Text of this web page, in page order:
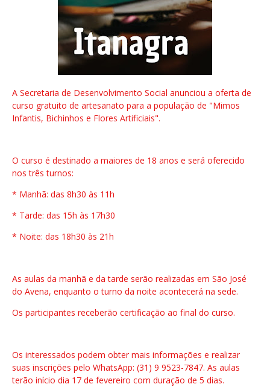
A Secretaria de Desenvolvimento Social anunciou a oferta de
curso gratuito de artesanato para a população de "Mimos
Infantis, Bichinhos e Flores Artificiais".
O curso é destinado a maiores de 18 anos e será oferecido
nos três turnos:
* Manhã: das 8h30 às 11h
* Tarde: das 15h às 17h30
* Noite: das 18h30 às 21h
As aulas da manhã e da tarde serão realizadas em São José
do Avena, enquanto o turno da noite acontecerá na sede.
Os participantes receberão certificação ao final do curso.
Os interessados podem obter mais informações e realizar
suas inscrições pelo WhatsApp: (31) 9 9523-7847. As aulas
terão início dia 17 de fevereiro com duração de 5 dias.